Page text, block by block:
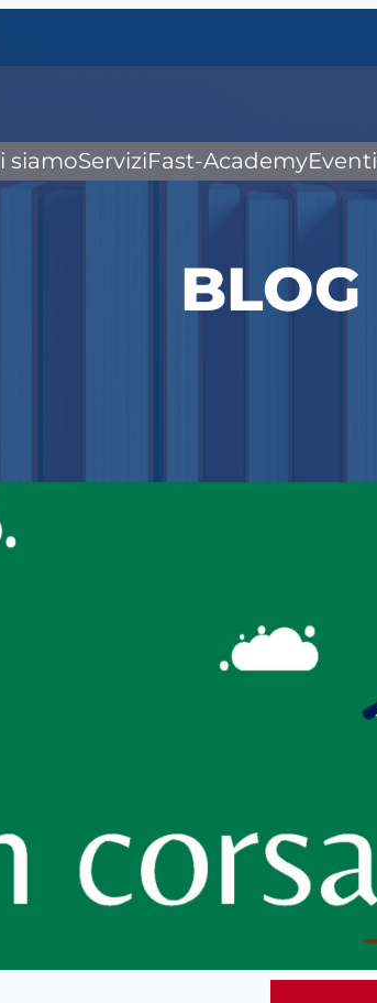
BLOG
siamoServiziFast-AcademyEventi